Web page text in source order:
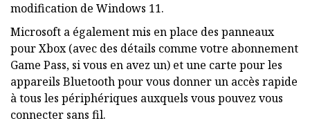
modification de Windows 11.
Microsoft a également mis en place des panneaux
pour Xbox (avec des détails comme votre abonnement
Game Pass, si vous en avez un) et une carte pour les
appareils Bluetooth pour vous donner un accès rapide
à tous les périphériques auxquels vous pouvez vous
connecter sans fil.